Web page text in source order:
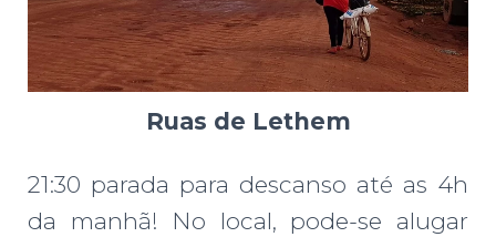
Ruas de Lethem
21:30 parada para descanso até as 4h
da manhã! No local, pode-se alugar